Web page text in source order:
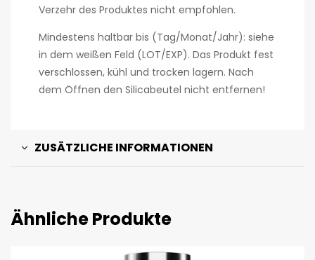
Verzehr des Produktes nicht empfohlen.
Mindestens haltbar bis (Tag/Monat/Jahr): siehe
in dem weißen Feld (LOT/EXP). Das Produkt fest
verschlossen, kühl und trocken lagern. Nach
dem Öffnen den Silicabeutel nicht entfernen!
ZUSÄTZLICHE INFORMATIONEN
Ähnliche Produkte